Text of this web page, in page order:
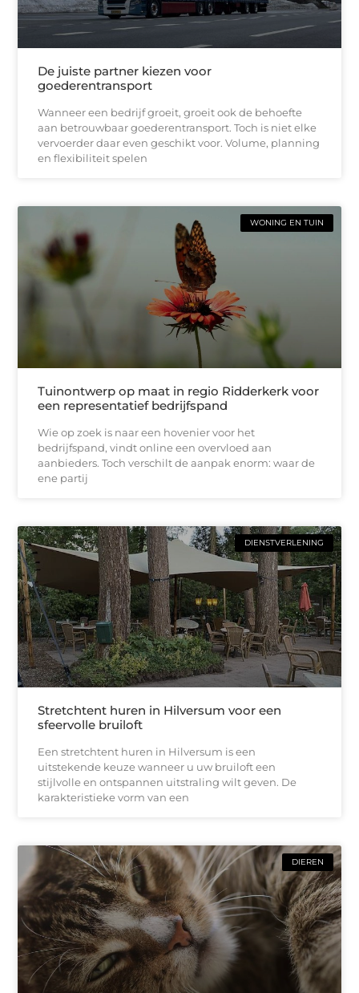
De juiste partner kiezen voor
goederentransport
Wanneer een bedrijf groeit, groeit ook de behoefte
aan betrouwbaar goederentransport. Toch is niet elke
vervoerder daar even geschikt voor. Volume, planning
en flexibiliteit spelen
WONING EN TUIN
Tuinontwerp op maat in regio Ridderkerk voor
een representatief bedrijfspand
Wie op zoek is naar een hovenier voor het
bedrijfspand, vindt online een overvloed aan
aanbieders. Toch verschilt de aanpak enorm: waar de
ene partij
DIENSTVERLENING
Stretchtent huren in Hilversum voor een
sfeervolle bruiloft
Een stretchtent huren in Hilversum is een
uitstekende keuze wanneer u uw bruiloft een
stijlvolle en ontspannen uitstraling wilt geven. De
karakteristieke vorm van een
DIEREN